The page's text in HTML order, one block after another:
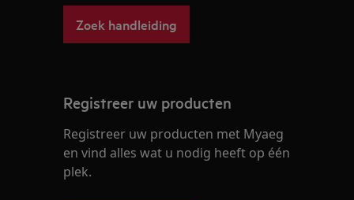
Zoek handleiding
Registreer uw producten
Registreer uw producten met Myaeg
en vind alles wat u nodig heeft op één
plek.